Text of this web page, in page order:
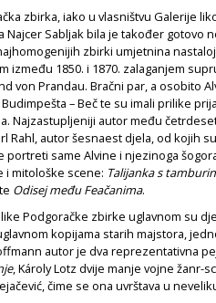
zbirka, iako u vlasništvu Galerije
Najcer Sabljak bila je također gotovo
zbirki umjetnina
između 1850. i 1870. zalaganjem
von Prandau. Bračni par, a osobito
Budimpešta – Beč te su imali prilike
Najzastupljeniji autor među
Rahl, autor šesnaest djela, od kojih
portreti same Alvine i njezinoga
i mitološke scene: Talijanka s
Odisej među Feačanima.
Podgoračke zbirke uglavnom su
kopijama starih majstora,
autor je dva reprezentativna
, Károly Lotz dvije manje vojne žanr-
čime se ona uvrštava u